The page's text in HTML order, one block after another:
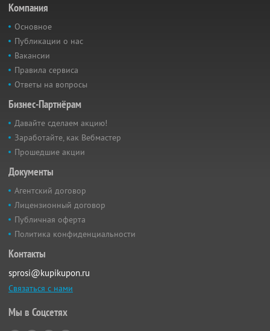
Компания
Основное
Публикации о нас
Вакансии
Правила сервиса
Ответы на вопросы
Бизнес-Партнёрам
Давайте сделаем акцию!
Заработайте, как Вебмастер
Прошедшие акции
Документы
Агентский договор
Лицензионный договор
Публичная оферта
Политика конфиденциальности
Контакты
sprosi@kupikupon.ru
Связаться с нами
Мы в Соцсетях